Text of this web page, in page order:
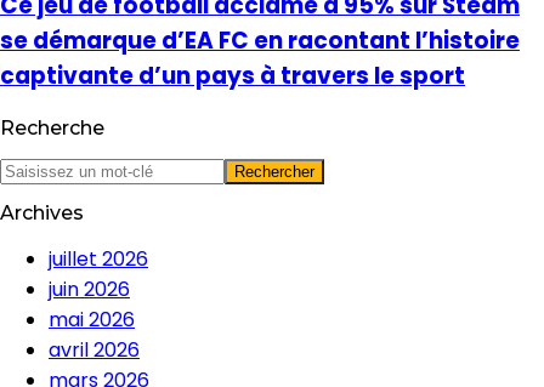
se démarque d’EA FC en racontant l’histoire
captivante d’un pays à travers le sport
Recherche
Archives
juillet 2026
juin 2026
mai 2026
avril 2026
mars 2026